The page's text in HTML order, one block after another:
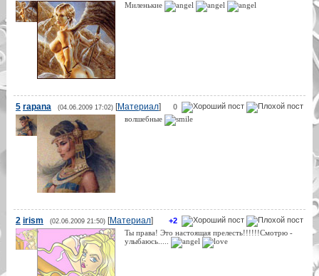
Миленькие
0
5 rapana (04.06.2009 17:02)[Материал]
волшебные
+2
2 irism (02.06.2009 21:50)[Материал]
Ты права! Это настоящая прелесть!!!!!!Смотрю -
улыбаюсь.....